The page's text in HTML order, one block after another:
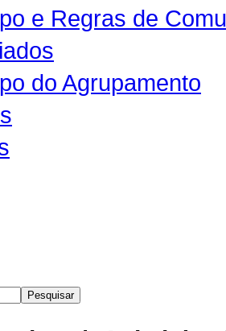
e Regras de
do Agrupamento